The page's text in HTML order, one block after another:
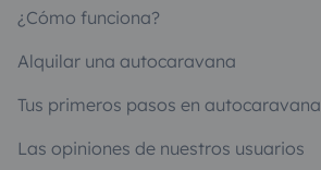
¿Cómo funciona?
Alquilar una autocaravana
Tus primeros pasos en autocaravana
Las opiniones de nuestros usuarios